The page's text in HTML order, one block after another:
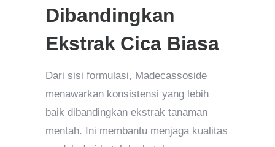
Dibandingkan
Ekstrak Cica Biasa
Dari sisi formulasi, Madecassoside
menawarkan konsistensi yang lebih
baik dibandingkan ekstrak tanaman
mentah. Ini membantu menjaga kualitas